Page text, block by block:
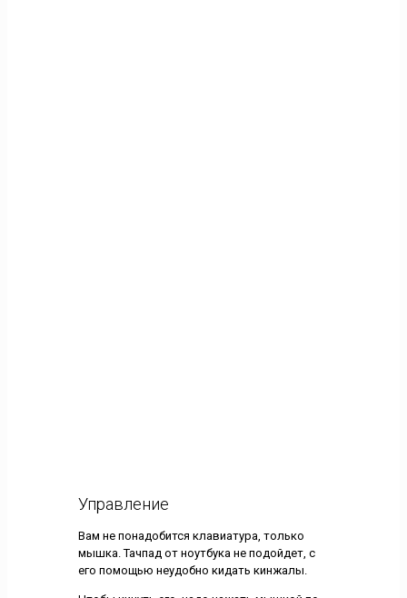
Управление
Вам не понадобится клавиатура, только
мышка. Тачпад от ноутбука не подойдет, с
его помощью неудобно кидать кинжалы.